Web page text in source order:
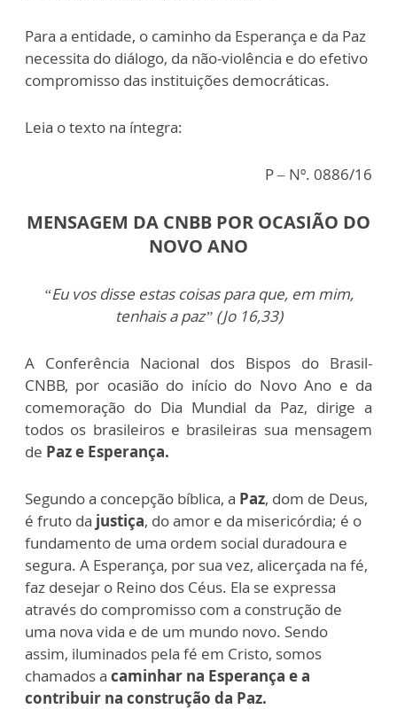
Para a entidade, o caminho da Esperança e da Paz
necessita do diálogo, da não-violência e do efetivo
compromisso das instituições democráticas.
Leia o texto na íntegra:
P – Nº. 0886/16
MENSAGEM DA CNBB POR OCASIÃO DO
NOVO ANO
“Eu vos disse estas coisas para que, em mim,
tenhais a paz” (Jo 16,33)
A Conferência Nacional dos Bispos do Brasil-
CNBB, por ocasião do início do Novo Ano e da
comemoração do Dia Mundial da Paz, dirige a
todos os brasileiros e brasileiras sua mensagem
de Paz e Esperança.
Segundo a concepção bíblica, a Paz, dom de Deus,
é fruto da justiça, do amor e da misericórdia; é o
fundamento de uma ordem social duradoura e
segura. A Esperança, por sua vez, alicerçada na fé,
faz desejar o Reino dos Céus. Ela se expressa
através do compromisso com a construção de
uma nova vida e de um mundo novo. Sendo
assim, iluminados pela fé em Cristo, somos
chamados a caminhar na Esperança e a
contribuir na construção da Paz.